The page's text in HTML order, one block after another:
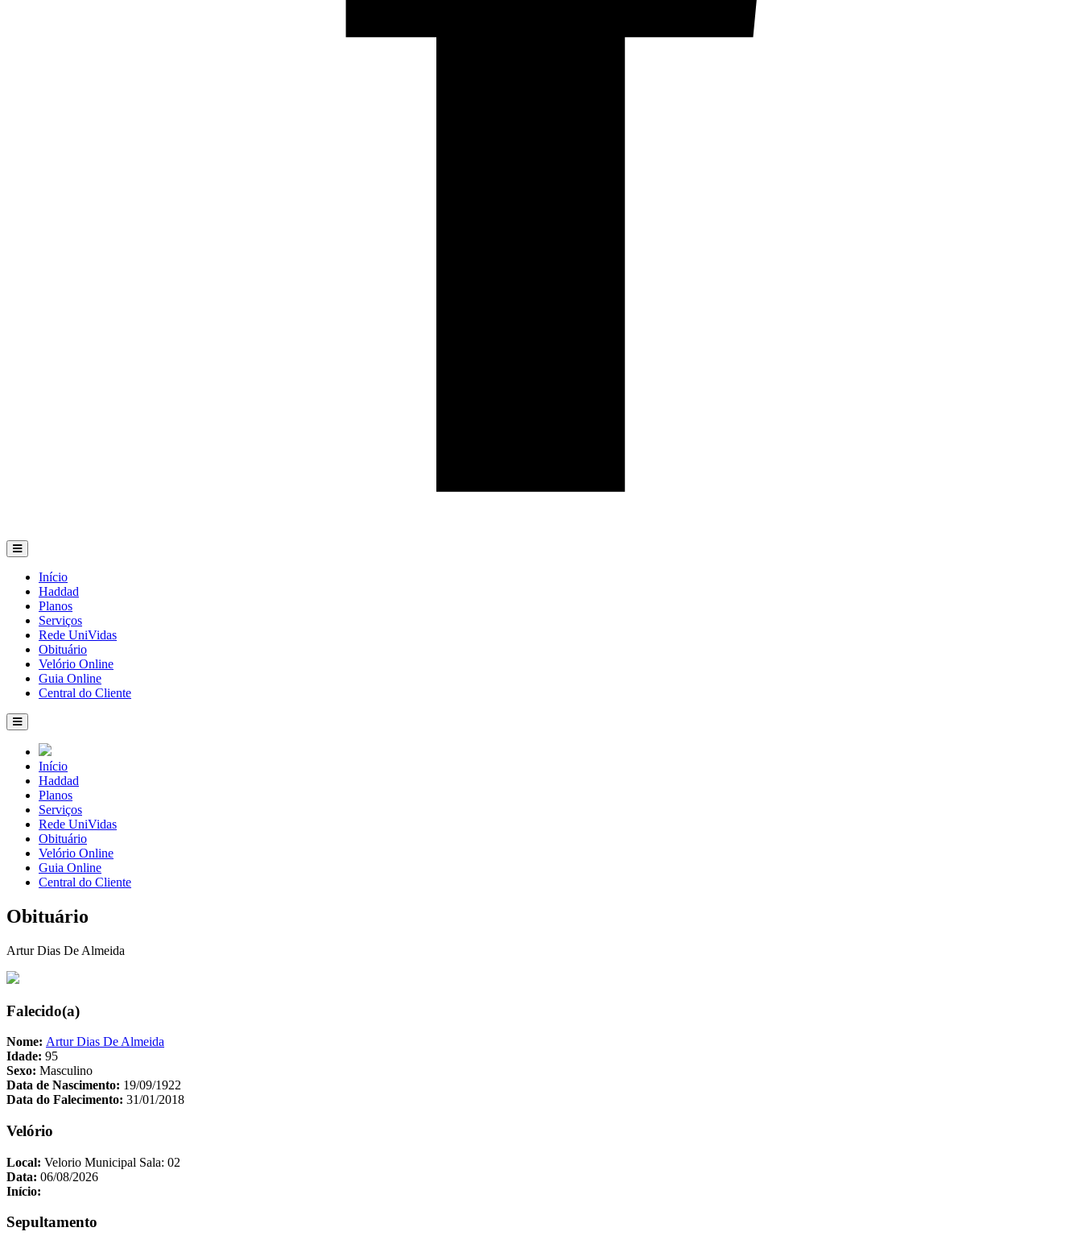
Início
Haddad
Planos
Serviços
Rede UniVidas
Obituário
Velório Online
Guia Online
Central do Cliente
Início
Haddad
Planos
Serviços
Rede UniVidas
Obituário
Velório Online
Guia Online
Central do Cliente
Obituário
Artur Dias De Almeida
Falecido(a)
Nome: Artur Dias De Almeida
Idade: 95
Sexo: Masculino
Data de Nascimento: 19/09/1922
Data do Falecimento: 31/01/2018
Velório
Local: Velorio Municipal Sala: 02
Data: 06/08/2026
Início:
Sepultamento